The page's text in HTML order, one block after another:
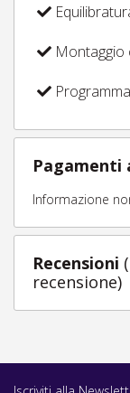
Montaggio
Informazione
Recensioni
recensione)